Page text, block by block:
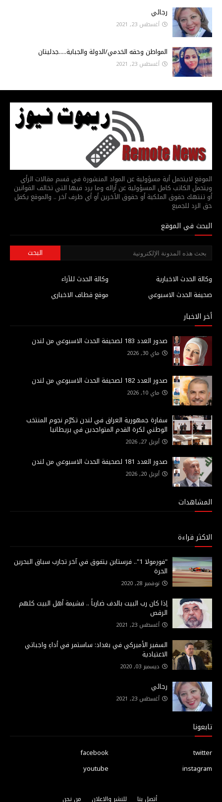
رجائي
أغسطس 23, 2021
المواطن وحقه الخدمي/الدولة والجباية.....جدليتان
أغسطس 23, 2021
الموقع لايتحمل أية مسؤولية عن المواد المنشورة في قسم مقالات الرأي
ويتحمل الكاتب كامل المسؤولية عن أرائه وما يرد فيها التي تخالف القوانين
أو تنتهك حقوق الملكية أو حقوق الآخرين أو أي طرف آخر .. والموقع يكفل
حق الرد للجميع
البحث في الموقع
وكالة الحدث للآراء
وكالة الحدث الاخبارية
موقع قطاف الاخباري
صحيفة الحدث الاسبوعي
أخر الاخبار
صدور العدد 183 لصحيفة الحدث الاسبوعي من لندن
ماي 30, 2026
صدور العدد 182 لصحيفة الحدث الاسبوعي من لندن
ماي 10, 2026
سفارة جمهورية العراق في لندن تكرّم نجوم المنتخب
الوطني لكرة القدم المتواجدين في بريطانيا
أبريل 27, 2026
صدور العدد 181 لصحيفة الحدث الاسبوعي من لندن
أبريل 20, 2026
المشاهدات
الاكثر قراءة
"فورمولا 1".. فرستابن يتفوق في آخر تجارب سباق البحرين
الحرة
نوفمبر 28, 2020
إذا كان رب البيت بالدف ضارباً .. فشيمة أهل البيت كلهم
الرقص
أغسطس 23, 2021
السفير الأميركي في بغداد: ساستمر في أداءِ واجباتي
الاعتيادية
ديسمبر 03, 2020
رجائي
أغسطس 23, 2021
تابعونا
facebook
twitter
youtube
instagram
أتصل بنا للنشر والاعلان من نحن